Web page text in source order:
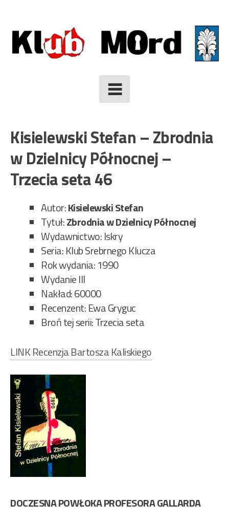
to
content
Kisielewski Stefan – Zbrodnia
w Dzielnicy Północnej –
Trzecia seta 46
Autor:Kisielewski Stefan
Tytuł:Zbrodnia w Dzielnicy Północnej
Wydawnictwo: Iskry
Seria: Klub Srebrnego Klucza
Rok wydania: 1990
Wydanie III
Nakład: 60000
Recenzent: Ewa Gryguc
Broń tej serii: Trzecia seta
LINK Recenzja Bartosza Kaliskiego
DOCZESNA POWŁOKA PROFESORA GALLARDA